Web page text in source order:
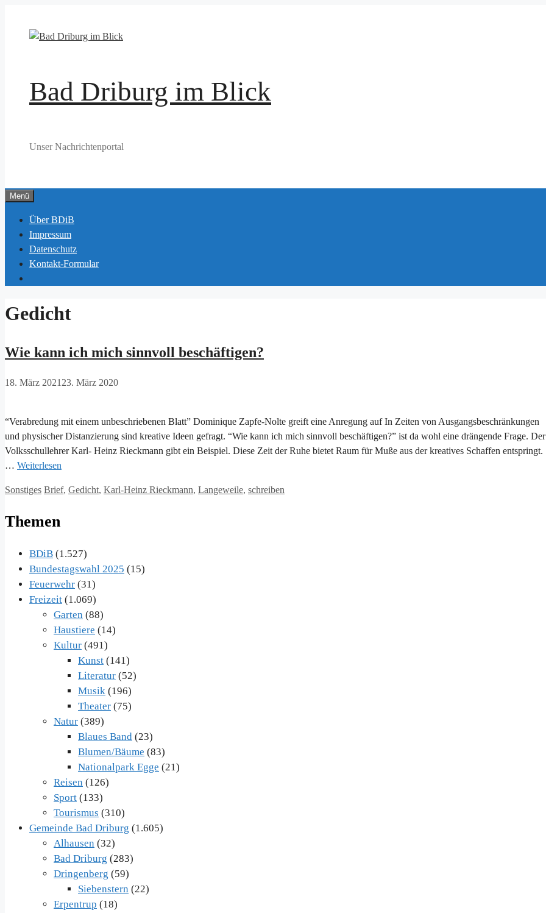
springen
Bad Driburg im Blick
Unser Nachrichtenportal
Menü
Über BDiB
Impressum
Datenschutz
Kontakt-Formular
Gedicht
Wie kann ich mich sinnvoll beschäftigen?
18. März 2021 23. März 2020
“Verabredung mit einem unbeschriebenen Blatt” Dominique Zapfe-Nolte greift eine Anregung auf In Zeiten von Ausgangsbeschränkungen
und physischer Distanzierung sind kreative Ideen gefragt. “Wie kann ich mich sinnvoll beschäftigen?” ist da wohl eine drängende Frage. Der
Volksschullehrer Karl- Heinz Rieckmann gibt ein Beispiel. Diese Zeit der Ruhe bietet Raum für Muße aus der kreatives Schaffen entspringt.
… Weiterlesen
Kategorien
Sonstiges Schlagwörter
Brief, Gedicht, Karl-Heinz Rieckmann, Langeweile, schreiben
Themen
BDiB (1.527)
Bundestagswahl 2025 (15)
Feuerwehr (31)
Freizeit (1.069)
Garten (88)
Haustiere (14)
Kultur (491)
Kunst (141)
Literatur (52)
Musik (196)
Theater (75)
Natur (389)
Blaues Band (23)
Blumen/Bäume (83)
Nationalpark Egge (21)
Reisen (126)
Sport (133)
Tourismus (310)
Gemeinde Bad Driburg (1.605)
Alhausen (32)
Bad Driburg (283)
Dringenberg (59)
Siebenstern (22)
Erpentrup (18)